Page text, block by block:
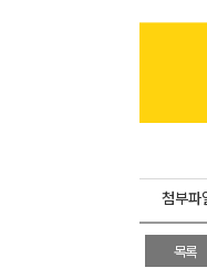
첨부파
목록